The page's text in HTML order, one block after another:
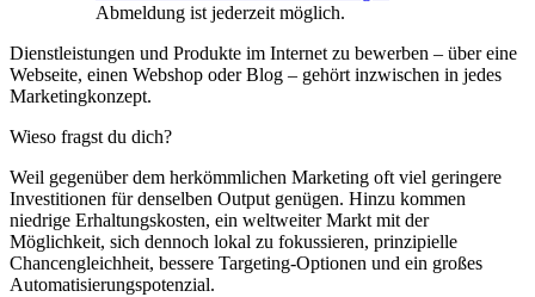
Abmeldung ist jederzeit möglich.
Dienstleistungen und Produkte im Internet zu bewerben – über eine
Webseite, einen Webshop oder Blog – gehört inzwischen in jedes
Marketingkonzept.
Wieso fragst du dich?
Weil gegenüber dem herkömmlichen Marketing oft viel geringere
Investitionen für denselben Output genügen. Hinzu kommen
niedrige Erhaltungskosten, ein weltweiter Markt mit der
Möglichkeit, sich dennoch lokal zu fokussieren, prinzipielle
Chancengleichheit, bessere Targeting-Optionen und ein großes
Automatisierungspotenzial.